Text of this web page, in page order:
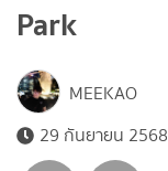
Park
MEEKAO
29 กันยายน